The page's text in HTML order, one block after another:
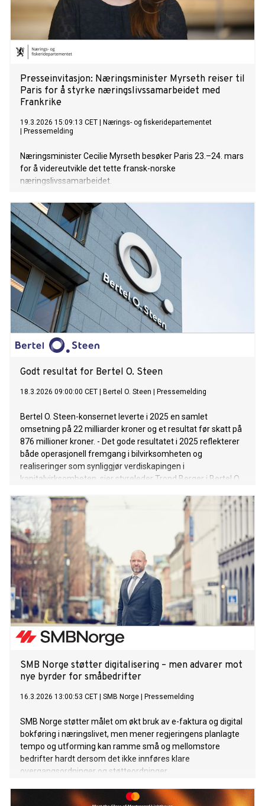
Presseinvitasjon: Næringsminister Myrseth reiser til
Paris for å styrke næringslivssamarbeidet med
Frankrike
19.3.2026 15:09:13 CET
Nærings- og fiskeridepartementet
Pressemelding
Næringsminister Cecilie Myrseth besøker Paris 23.–24. mars
for å videreutvikle det tette fransk-norske
næringslivssamarbeidet.
Godt resultat for Bertel O. Steen
18.3.2026 09:00:00 CET Bertel O. Steen Pressemelding
Bertel O. Steen-konsernet leverte i 2025 en samlet
omsetning på 22 milliarder kroner og et resultat før skatt på
876 millioner kroner. - Det gode resultatet i 2025 reflekterer
både operasjonell fremgang i bilvirksomheten og
realiseringer som synliggjør verdiskapingen i
kapitalvirksomheten, sier styreleder Trond Berger i Bertel O.
virksomhetsområder: Bil, Eiendom og Kapital.
SMB Norge støtter digitalisering – men advarer mot
nye byrder for småbedrifter
16.3.2026 13:00:53 CET SMB Norge Pressemelding
SMB Norge støtter målet om økt bruk av e-faktura og digital
bokføring i næringslivet, men mener regjeringens planlagte
tempo og utforming kan ramme små og mellomstore
bedrifter hardt dersom det ikke innføres klare
overgangsordninger og støtteordninger.